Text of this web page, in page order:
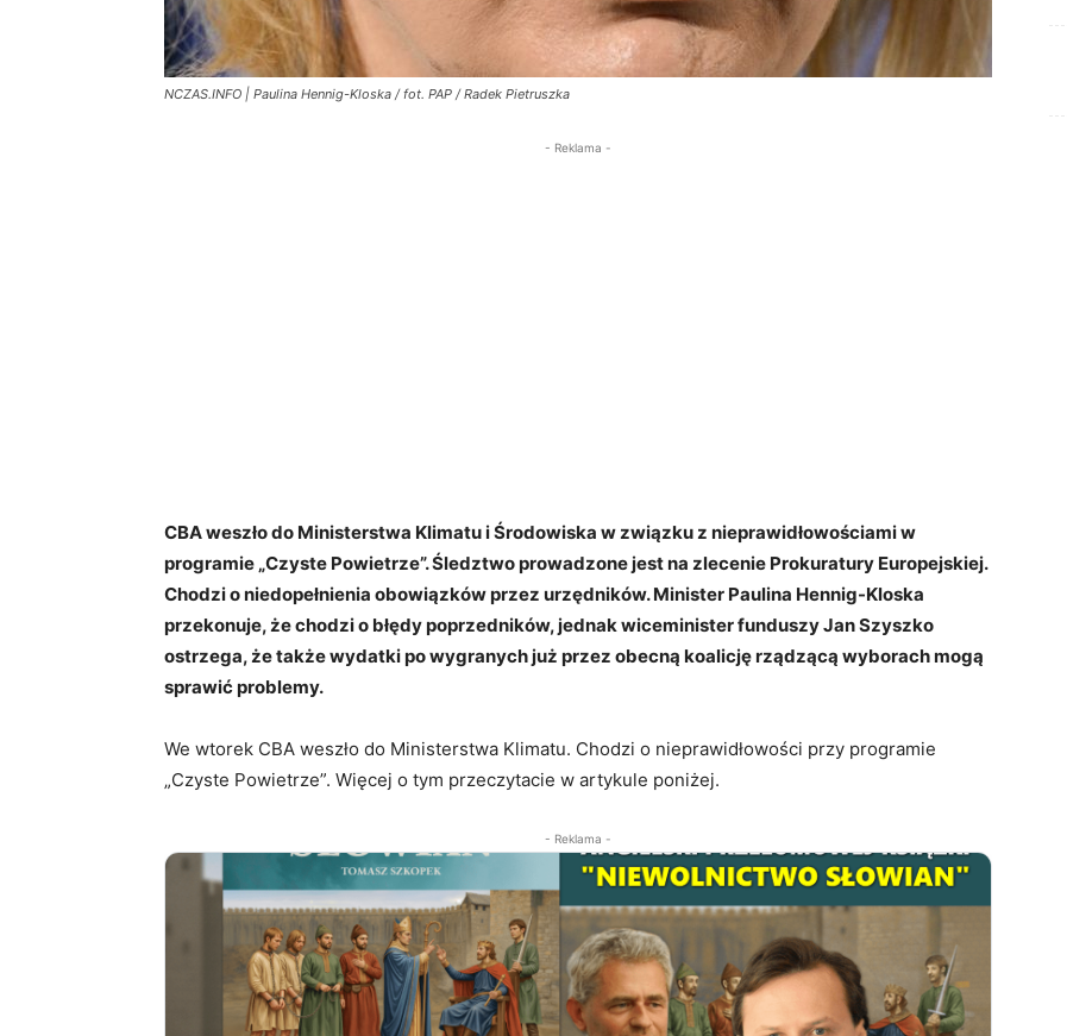
NCZAS.INFO | Paulina Hennig-Kloska / fot. PAP / Radek Pietruszka
- Reklama -
CBA weszło do Ministerstwa Klimatu i Środowiska w związku z nieprawidłowościami w
programie „Czyste Powietrze”. Śledztwo prowadzone jest na zlecenie Prokuratury Europejskiej.
Chodzi o niedopełnienia obowiązków przez urzędników. Minister Paulina Hennig-Kloska
przekonuje, że chodzi o błędy poprzedników, jednak wiceminister funduszy Jan Szyszko
ostrzega, że także wydatki po wygranych już przez obecną koalicję rządzącą wyborach mogą
sprawić problemy.
We wtorek CBA weszło do Ministerstwa Klimatu. Chodzi o nieprawidłowości przy programie
„Czyste Powietrze”. Więcej o tym przeczytacie w artykule poniżej.
- Reklama -